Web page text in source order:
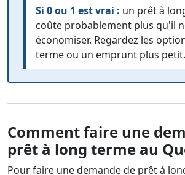
Si 0 ou 1 est vrai : un prêt à
coûte probablement plus qu'il
économiser. Regardez les
terme ou un emprunt plus petit.
Comment faire une
prêt à long terme au
Pour faire une demande de prêt à